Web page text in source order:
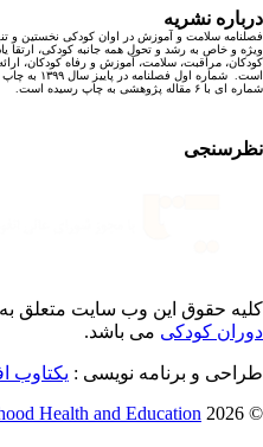
نشریه
سلامت و آموزش در اوان کودکی نخستین و
و خاص به رشد و تحول همه جانبه کودکی، ارتقا
مراقبت، سلامت، آموزش و رفاه کودکان،
است. شماره اول
۶ مقاله پژوهشی به چاپ رسیده است.
حقوق این وب سایت متعلق به
کودکیمی باشد.
و برنامه نویسی : یکتاوب
©
Health and Education